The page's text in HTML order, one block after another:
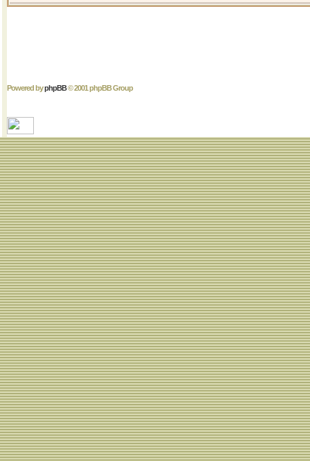
Powered byphpBB© 2001 phpBB Group